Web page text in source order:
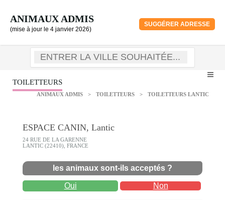
ANIMAUX ADMIS
(mise à jour le 4 janvier 2026)
SUGGÉRER ADRESSE
TOILETTEURS
ANIMAUX ADMIS > TOILETTEURS > TOILETTEURS LANTIC
ESPACE CANIN, Lantic
24 RUE DE LA GARENNE
LANTIC (22410), FRANCE
les animaux sont-ils acceptés ?
Oui Non